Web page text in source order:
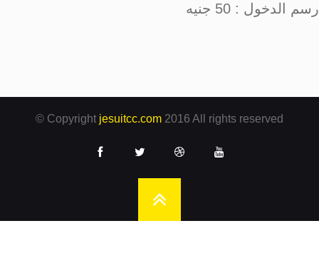
رسم الدخول : 50 جنيه
© Copyright jesuitcc.com 2016 All rights reserved